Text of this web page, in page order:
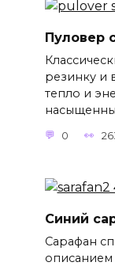
Пуловер
резинку и
тепло и
0
Синий
Сарафан
описанием